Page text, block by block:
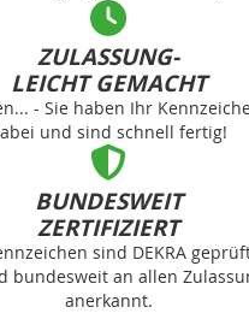
ZULASSUNG-
LEICHT GEMACHT
- Sie haben Ihr
und sind schnell fertig!
BUNDESWEIT
ZERTIFIZIERT
sind DEKRA
bundesweit an allen
anerkannt.